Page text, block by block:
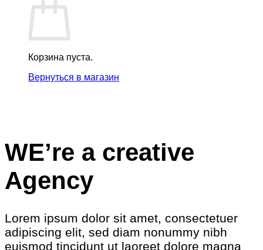
Корзина пуста.
Вернуться в магазин
WE’re a creative
Agency
Lorem ipsum dolor sit amet, consectetuer
adipiscing elit, sed diam nonummy nibh
euismod tincidunt ut laoreet dolore magna